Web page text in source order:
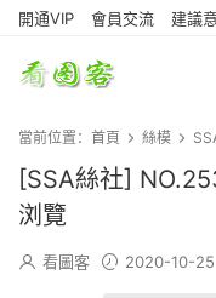
開通VIP 會員交流 建議
當前位置： 首頁 絲模
[SSA絲社]
浏覽
看圖客 2020-10-25